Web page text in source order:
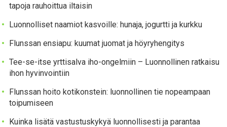
tapoja rauhoittua iltaisin
Luonnolliset naamiot kasvoille: hunaja, jogurtti ja kurkku
Flunssan ensiapu: kuumat juomat ja höyryhengitys
Tee-se-itse yrttisalva iho-ongelmiin – Luonnollinen ratkaisu
ihon hyvinvointiin
Flunssan hoito kotikonstein: luonnollinen tie nopeampaan
toipumiseen
Kuinka lisätä vastustuskykyä luonnollisesti ja parantaa